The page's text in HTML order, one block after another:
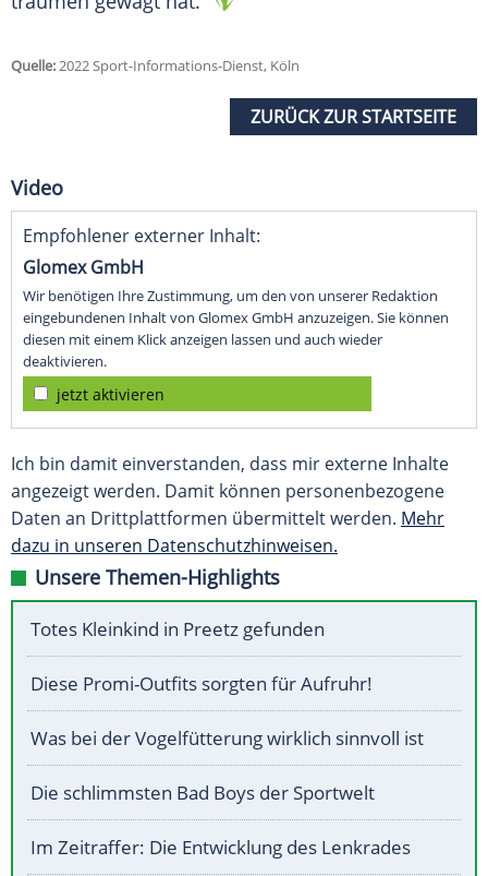
Quelle:2022 Sport-Informations-Dienst, Köln
ZURÜCK ZUR STARTSEITE
Video
Empfohlener externer Inhalt:
Glomex GmbH
Wir benötigen Ihre Zustimmung, um den von unserer Redaktion
eingebundenen Inhalt von Glomex GmbH anzuzeigen. Sie können
diesen mit einem Klick anzeigen lassen und auch wieder
deaktivieren.
jetzt aktivieren
Ich bin damit einverstanden, dass mir externe Inhalte
angezeigt werden. Damit können personenbezogene
Daten an Drittplattformen übermittelt werden. Mehr
dazu in unseren Datenschutzhinweisen.
Unsere Themen-Highlights
Totes Kleinkind in Preetz gefunden
Diese Promi-Outfits sorgten für Aufruhr!
Was bei der Vogelfütterung wirklich sinnvoll ist
Die schlimmsten Bad Boys der Sportwelt
Im Zeitraffer: Die Entwicklung des Lenkrades